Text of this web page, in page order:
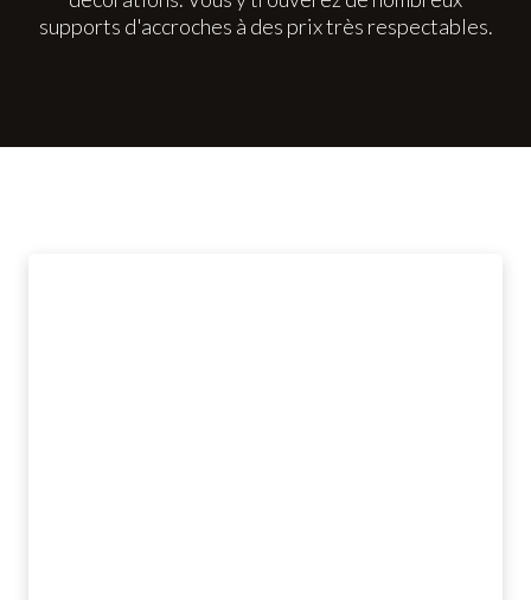
supports d'accroches à des prix très respectables.